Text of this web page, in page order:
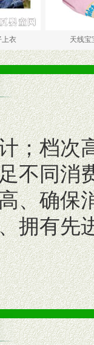
天线宝宝时尚
；档次
不同消
、确保
拥有先
建立全